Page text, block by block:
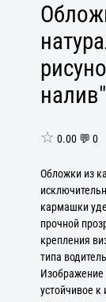
налив"
☆ 0.00 💬 0
Обложки из
кармашки
прочной
крепления
типа
Изображение
устойчивое